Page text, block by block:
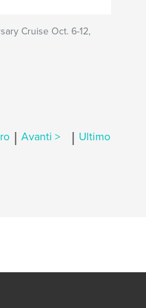
Cruise Oct. 6-12,
| Avanti > | Ultimo